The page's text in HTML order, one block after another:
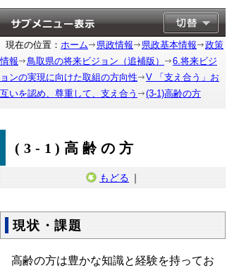
現在の位置： ホーム 県政情報 県政基本情報
政策
情報
鳥取県の将来ビジョン（追補版）
6.将来ビジ
ョンの実現に向けた取組の方向性
V 「支え合う」お
互いを認め、尊重して、支え合う
(3-1)高齢の方
(3-1)高齢の方
もどる ｜
現状・課題
高齢の方は豊かな知識と経験を持ってお